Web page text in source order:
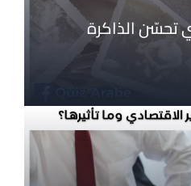
تحسّن الذاكرة